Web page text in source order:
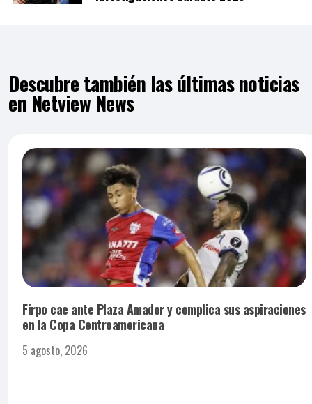
Descubre también las últimas noticias
en Netview News
Firpo cae ante Plaza Amador y complica sus aspiraciones
en la Copa Centroamericana
5 agosto, 2026